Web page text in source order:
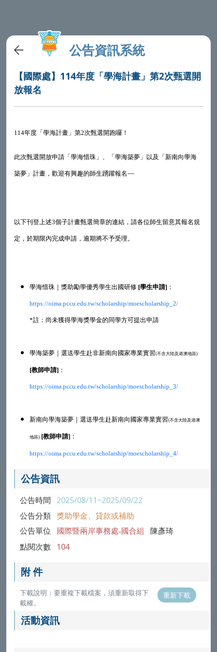
公告資訊系統
【國際處】114年度「學海計畫」第2次甄選開
放報名
114年度「學海計畫」第2次甄選開跑囉！
此次甄選開放申請「學海惜珠」、「學海築夢」以及「新南向學海
築夢」計畫，歡迎有興趣的師生踴躍報名~~
以下刊登上述3個子計畫甄選簡章的連結，請各位師生留意其報名規
定，於期限內完成申請，逾期將不予受理。
學海惜珠｜獎助勵學優秀學生出國研修 [學生申請] ：
https://oima.pccu.edu.tw/scholarship/moescholarship_2/
*註：尚未獲得學海獎學金的同學方可提出申請
學海築夢｜選送學生赴非新南向國家專業實習(不含大陸及港澳地區)
[教師申請] ：
https://oima.pccu.edu.tw/scholarship/moescholarship_3/
新南向學海築夢｜選送學生赴新南向國家專業實習(不含大陸及港澳
地區) [教師申請] ：
https://oima.pccu.edu.tw/scholarship/moescholarship_4/
公告資訊
公告時間 2025/08/11~2025/09/22
公告分類 獎助學金、貸款或補助
公告單位 國際暨兩岸事務處-國合組 陳彥琦
點閱次數 104
附 件
下載說明：要重複下載檔案，須重新取得下
載權。
重新下載
活動資訊